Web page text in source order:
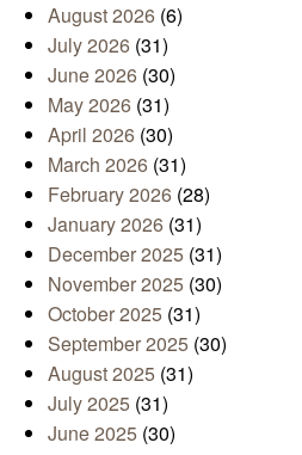
August 2026 (6)
July 2026 (31)
June 2026 (30)
May 2026 (31)
April 2026 (30)
March 2026 (31)
February 2026 (28)
January 2026 (31)
December 2025 (31)
November 2025 (30)
October 2025 (31)
September 2025 (30)
August 2025 (31)
July 2025 (31)
June 2025 (30)